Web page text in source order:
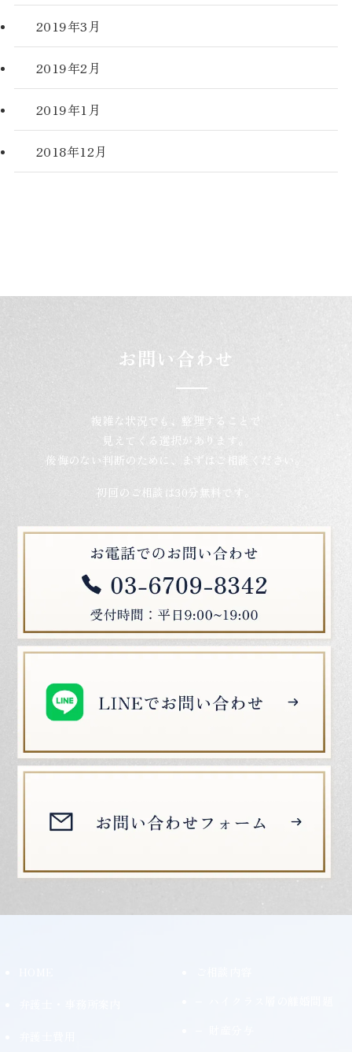
2019年3月
2019年2月
2019年1月
2018年12月
お問い合わせ
複雑な状況でも、整理することで
見えてくる選択があります。
後悔のない判断のために、まずはご相談ください。
初回のご相談は30分無料です。